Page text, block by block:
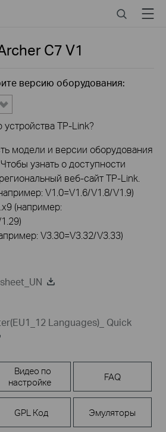
SearchMenu
C7V1
версию оборудования:
TP-Link?
модели и версии оборудования
узнать о доступности
веб-сайт TP-Link.
V1.0=V1.6/V1.8/V1.9)
(например:
V3.30=V3.32/V3.33)
Languages)_ Quick
Видео по
настройке
FAQ
GPL Код Эмуляторы